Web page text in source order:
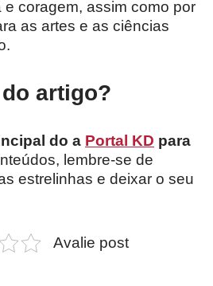
e coragem, assim como por
as artes e as ciências
artigo?
do a Portal KD para
lembre-se de
estrelinhas e deixar o seu
Avalie post